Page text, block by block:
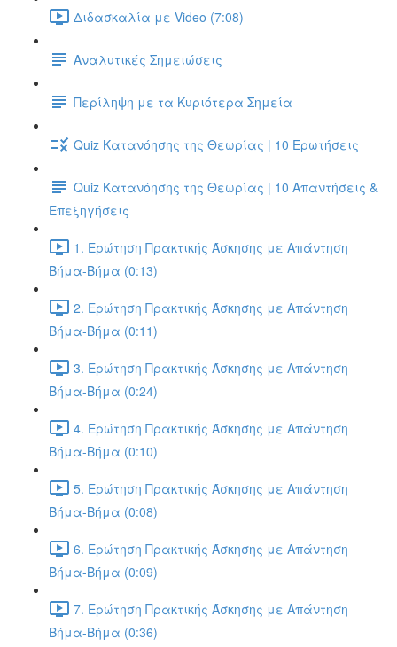
Διδασκαλία με Video (7:08)
Αναλυτικές Σημειώσεις
Περίληψη με τα Κυριότερα Σημεία
Quiz Κατανόησης της Θεωρίας | 10 Ερωτήσεις
Quiz Κατανόησης της Θεωρίας | 10 Απαντήσεις &
Επεξηγήσεις
1. Ερώτηση Πρακτικής Άσκησης με Απάντηση
Βήμα-Βήμα (0:13)
2. Ερώτηση Πρακτικής Άσκησης με Απάντηση
Βήμα-Βήμα (0:11)
3. Ερώτηση Πρακτικής Άσκησης με Απάντηση
Βήμα-Βήμα (0:24)
4. Ερώτηση Πρακτικής Άσκησης με Απάντηση
Βήμα-Βήμα (0:10)
5. Ερώτηση Πρακτικής Άσκησης με Απάντηση
Βήμα-Βήμα (0:08)
6. Ερώτηση Πρακτικής Άσκησης με Απάντηση
Βήμα-Βήμα (0:09)
7. Ερώτηση Πρακτικής Άσκησης με Απάντηση
Βήμα-Βήμα (0:36)